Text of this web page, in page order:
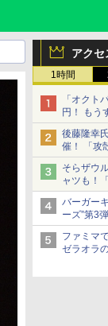
アクセ
1時間
「オクト
円！ もう
更新】
ニンテン
67%オフ
後藤隆幸
催！ 「攻
監督修正
そらザウ
ャツも！
ラインナ
バーガー
ーズ”第3
8月7日発
「特製ガ
型チーズ
ファミマ
ゼラオラ